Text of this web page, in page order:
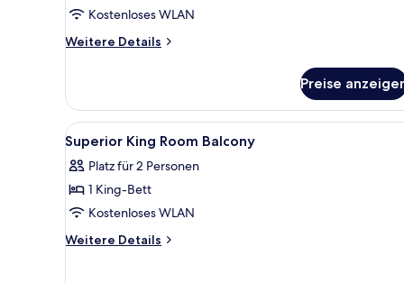
Kostenloses WLAN
Weitere Details
Weitere
2 Schlafzimmer,
Balkon
Preise
Alle
Fotos
für
Superior
King
Room
Ein Hotelzimmer mit einem
9
Superior King Room Balcony
Platz für 2 Personen
1 King-Bett
Kostenloses WLAN
Weitere Details
Weitere